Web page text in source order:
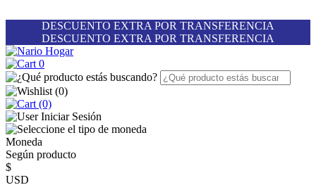
DESCUENTO EXTRA POR TRANSFERENCIA
DESCUENTO EXTRA POR TRANSFERENCIA
0
(0)
(0)
Iniciar Sesión
Moneda
Según producto
$
USD